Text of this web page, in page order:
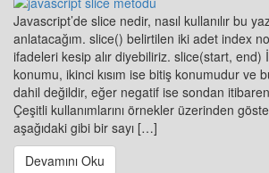
Javascript’de slice nedir, nasıl kullanılır bu
anlatacağım. slice() belirtilen iki adet index
ifadeleri kesip alır diyebiliriz. slice(start, end)
konumu, ikinci kısım ise bitiş konumudur ve
dahil değildir, eğer negatif ise sondan itibaren
Çeşitli kullanımlarını örnekler üzerinden
aşağıdaki gibi bir sayı […]
Devamını Oku